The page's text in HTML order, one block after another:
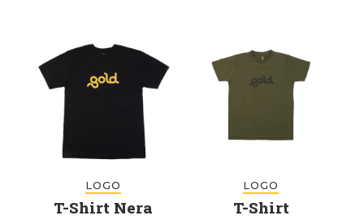
LOGO
T-Shirt Nera
LOGO
T-Shirt